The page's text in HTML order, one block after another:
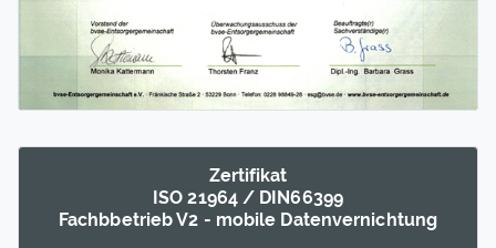
Zertifikat
ISO 21964 / DIN66399
Fachb­betrieb V2 - mobile Daten­vernich­tung